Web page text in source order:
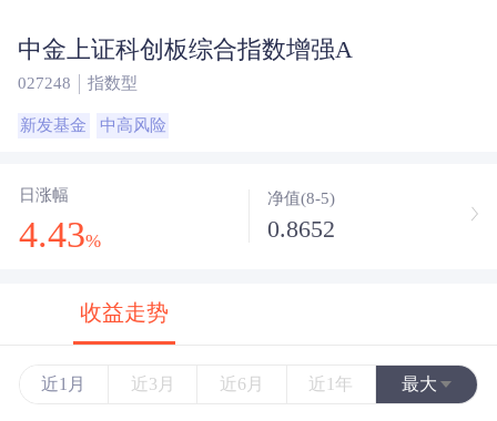
中金上证科创板综合指数增强A
027248 指数型
新发基金 中高风险
日涨幅
4.43%
净值(8-5)
0.8652
收益走势
近1月 近3月 近6月 近1年 最大